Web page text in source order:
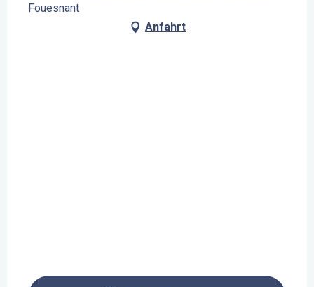
Fouesnant
Anfahrt